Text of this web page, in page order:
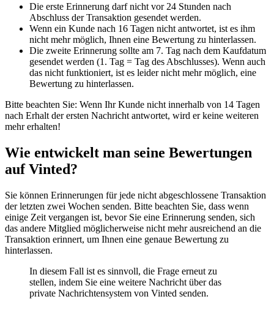
Die erste Erinnerung darf nicht vor 24 Stunden nach
Abschluss der Transaktion gesendet werden.
Wenn ein Kunde nach 16 Tagen nicht antwortet, ist es ihm
nicht mehr möglich, Ihnen eine Bewertung zu hinterlassen.
Die zweite Erinnerung sollte am 7. Tag nach dem Kaufdatum
gesendet werden (1. Tag = Tag des Abschlusses). Wenn auch
das nicht funktioniert, ist es leider nicht mehr möglich, eine
Bewertung zu hinterlassen.
Bitte beachten Sie: Wenn Ihr Kunde nicht innerhalb von 14 Tagen
nach Erhalt der ersten Nachricht antwortet, wird er keine weiteren
mehr erhalten!
Wie entwickelt man seine Bewertungen
auf Vinted?
Sie können Erinnerungen für jede nicht abgeschlossene Transaktion
der letzten zwei Wochen senden. Bitte beachten Sie, dass wenn
einige Zeit vergangen ist, bevor Sie eine Erinnerung senden, sich
das andere Mitglied möglicherweise nicht mehr ausreichend an die
Transaktion erinnert, um Ihnen eine genaue Bewertung zu
hinterlassen.
In diesem Fall ist es sinnvoll, die Frage erneut zu
stellen, indem Sie eine weitere Nachricht über das
private Nachrichtensystem von Vinted senden.